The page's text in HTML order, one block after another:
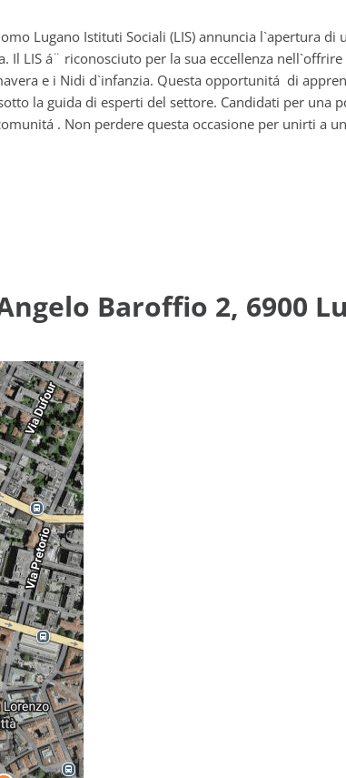
Lugano Istituti Sociali (LIS) annuncia l`apertura di
Il LIS á¨ riconosciuto per la sua eccellenza
e i Nidi d`infanzia. Questa opportunitá di
la guida di esperti del settore. Candidati per una
. Non perdere questa occasione per unirti a
Baroffio 2, 6900